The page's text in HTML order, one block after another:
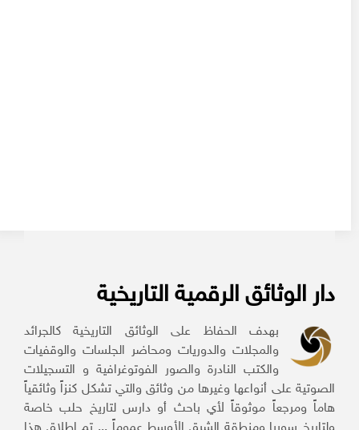
دار الوثائق الرقمية التاريخية
بهدف الحفاظ على الوثائق التاريخية كالجرائد
والمجلات والدوريات ومحاضر الجلسات والوقفيات
والكتب النادرة والصور الفوتوغرافية و التسجيلات
الصوتية على أنواعها وغيرها من وثائق والتي تشكل كنزاً وثائقياً
هاماً ومرجعاً موثوقاً لأي باحث أو دارس لتاريخ حلب خاصة